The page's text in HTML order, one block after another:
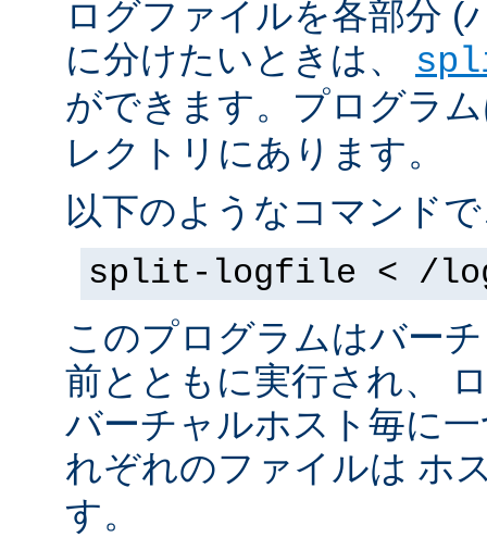
ログファイルを各部分 (
に分けたいときは、
ができます。プログラ
レクトリにあります。
以下のようなコマンド
split-logfile < /
このプログラムはバー
前とともに実行され、
バーチャルホスト毎に
れぞれのファイルは ホ
す。